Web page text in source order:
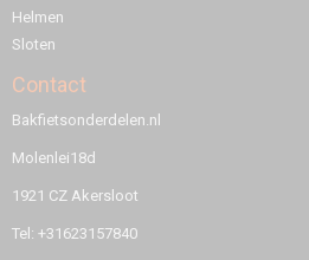
Helmen
Sloten
Contact
Bakfietsonderdelen.nl
Molenlei18d
1921 CZ Akersloot
Tel: +31623157840